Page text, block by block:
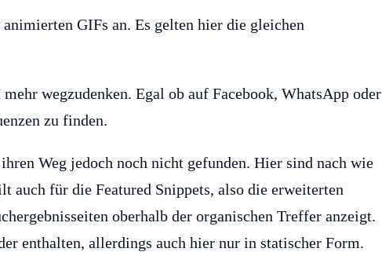
GIFs an. Es gelten hier die gleichen
wegzudenken. Egal ob auf Facebook, WhatsApp oder
zu finden.
Weg jedoch noch nicht gefunden. Hier sind nach wie
auch für die Featured Snippets, also die erweiterten
oberhalb der organischen Treffer anzeigt.
enthalten, allerdings auch hier nur in statischer Form.